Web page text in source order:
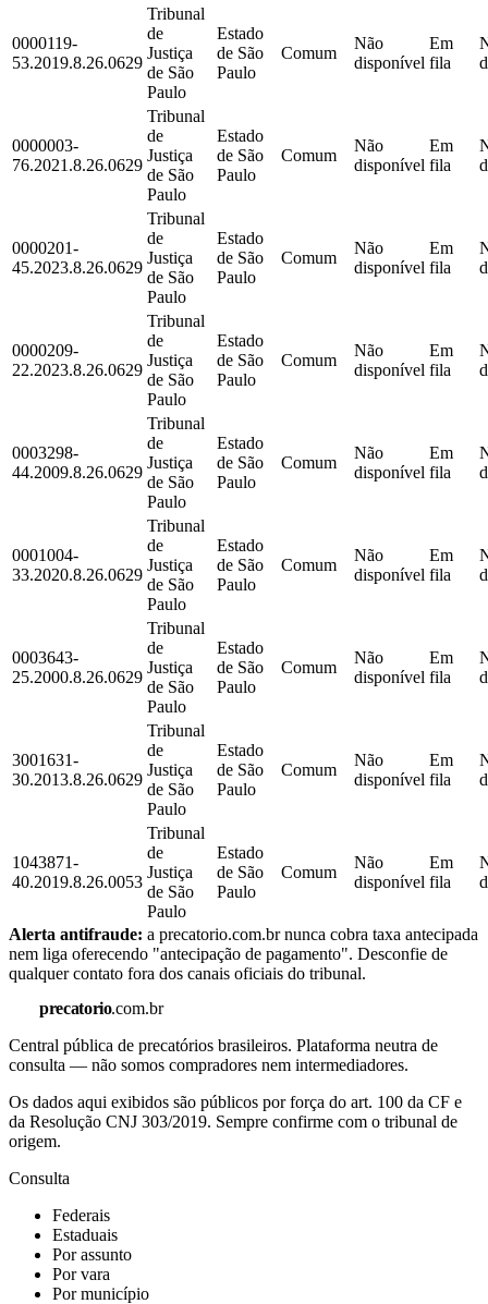
0000119-
53.2019.8.26.0629
Tribunal
de
Justiça
de São
Paulo
Estado
de São
Paulo
Comum
Não
disponível
Em
fila
0000003-
76.2021.8.26.0629
Tribunal
de
Justiça
de São
Paulo
Estado
de São
Paulo
Comum
Não
disponível
Em
fila
0000201-
45.2023.8.26.0629
Tribunal
de
Justiça
de São
Paulo
Estado
de São
Paulo
Comum
Não
disponível
Em
fila
0000209-
22.2023.8.26.0629
Tribunal
de
Justiça
de São
Paulo
Estado
de São
Paulo
Comum
Não
disponível
Em
fila
0003298-
44.2009.8.26.0629
Tribunal
de
Justiça
de São
Paulo
Estado
de São
Paulo
Comum
Não
disponível
Em
fila
0001004-
33.2020.8.26.0629
Tribunal
de
Justiça
de São
Paulo
Estado
de São
Paulo
Comum
Não
disponível
Em
fila
0003643-
25.2000.8.26.0629
Tribunal
de
Justiça
de São
Paulo
Estado
de São
Paulo
Comum
Não
disponível
Em
fila
3001631-
30.2013.8.26.0629
Tribunal
de
Justiça
de São
Paulo
Estado
de São
Paulo
Comum
Não
disponível
Em
fila
1043871-
40.2019.8.26.0053
Tribunal
de
Justiça
de São
Paulo
Estado
de São
Paulo
Comum
Não
disponível
Em
fila
Alerta antifraude: a precatorio.com.br nunca cobra taxa antecipada
nem liga oferecendo "antecipação de pagamento". Desconfie de
qualquer contato fora dos canais oficiais do tribunal.
precatorio.com.br
Central pública de precatórios brasileiros. Plataforma neutra de
consulta — não somos compradores nem intermediadores.
Os dados aqui exibidos são públicos por força do art. 100 da CF e
da Resolução CNJ 303/2019. Sempre confirme com o tribunal de
origem.
Consulta
Federais
Estaduais
Por assunto
Por vara
Por município